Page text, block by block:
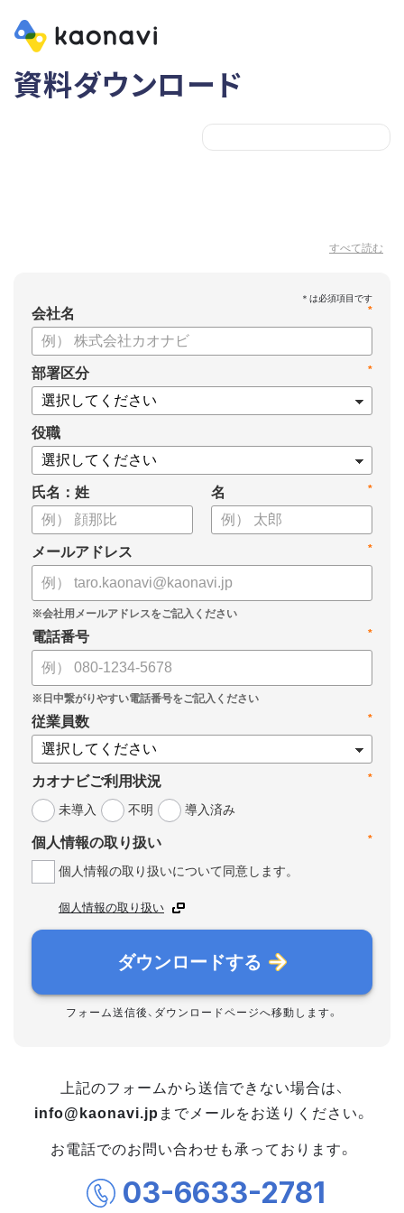
資料ダウンロード
すべて読む
*
会社名
*
部署区分
役職
氏名：姓 *
名
*
メールアドレス
*
電話番号
*
従業員数
*
カオナビご利用状況
未導入
不明 導入済み
*
個人情報の取り扱い
個人情報の取り扱いについて同意します。
個人情報の取り扱い
ダウンロードする
フォーム送信後、ダウンロードページへ移動します。
上記のフォームから送信できない場合は、
info@kaonavi.jp までメールをお送りください。
お電話でのお問い合わせも承っております。
03-6633-2781